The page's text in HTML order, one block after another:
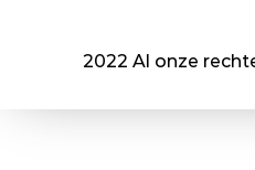
2022 Al onze